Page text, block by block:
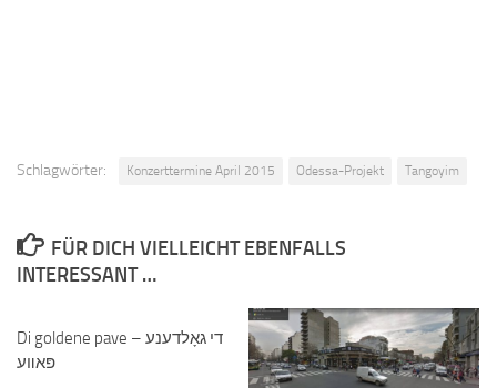
Schlagwörter: Konzerttermine April 2015 Odessa-Projekt Tangoyim
FÜR DICH VIELLEICHT EBENFALLS
INTERESSANT …
Di goldene pave – די גאָלדענע
פּאװע